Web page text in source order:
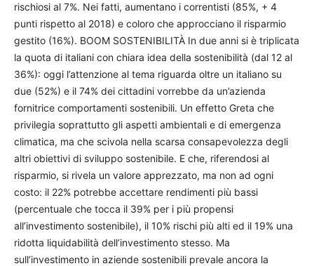
rischiosi al 7%. Nei fatti, aumentano i correntisti (85%, + 4
punti rispetto al 2018) e coloro che approcciano il risparmio
gestito (16%). BOOM SOSTENIBILITÀ In due anni si è triplicata
la quota di italiani con chiara idea della sostenibilità (dal 12 al
36%): oggi l’attenzione al tema riguarda oltre un italiano su
due (52%) e il 74% dei cittadini vorrebbe da un’azienda
fornitrice comportamenti sostenibili. Un effetto Greta che
privilegia soprattutto gli aspetti ambientali e di emergenza
climatica, ma che scivola nella scarsa consapevolezza degli
altri obiettivi di sviluppo sostenibile. E che, riferendosi al
risparmio, si rivela un valore apprezzato, ma non ad ogni
costo: il 22% potrebbe accettare rendimenti più bassi
(percentuale che tocca il 39% per i più propensi
all’investimento sostenibile), il 10% rischi più alti ed il 19% una
ridotta liquidabilità dell’investimento stesso. Ma
sull’investimento in aziende sostenibili prevale ancora la